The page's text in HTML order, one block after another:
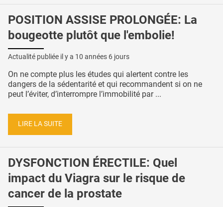
POSITION ASSISE PROLONGÉE: La
bougeotte plutôt que l'embolie!
Actualité publiée il y a 10 années 6 jours
On ne compte plus les études qui alertent contre les
dangers de la sédentarité et qui recommandent si on ne
peut l’éviter, d’interrompre l’immobilité par ...
LIRE LA SUITE
DYSFONCTION ÉRECTILE: Quel
impact du Viagra sur le risque de
cancer de la prostate